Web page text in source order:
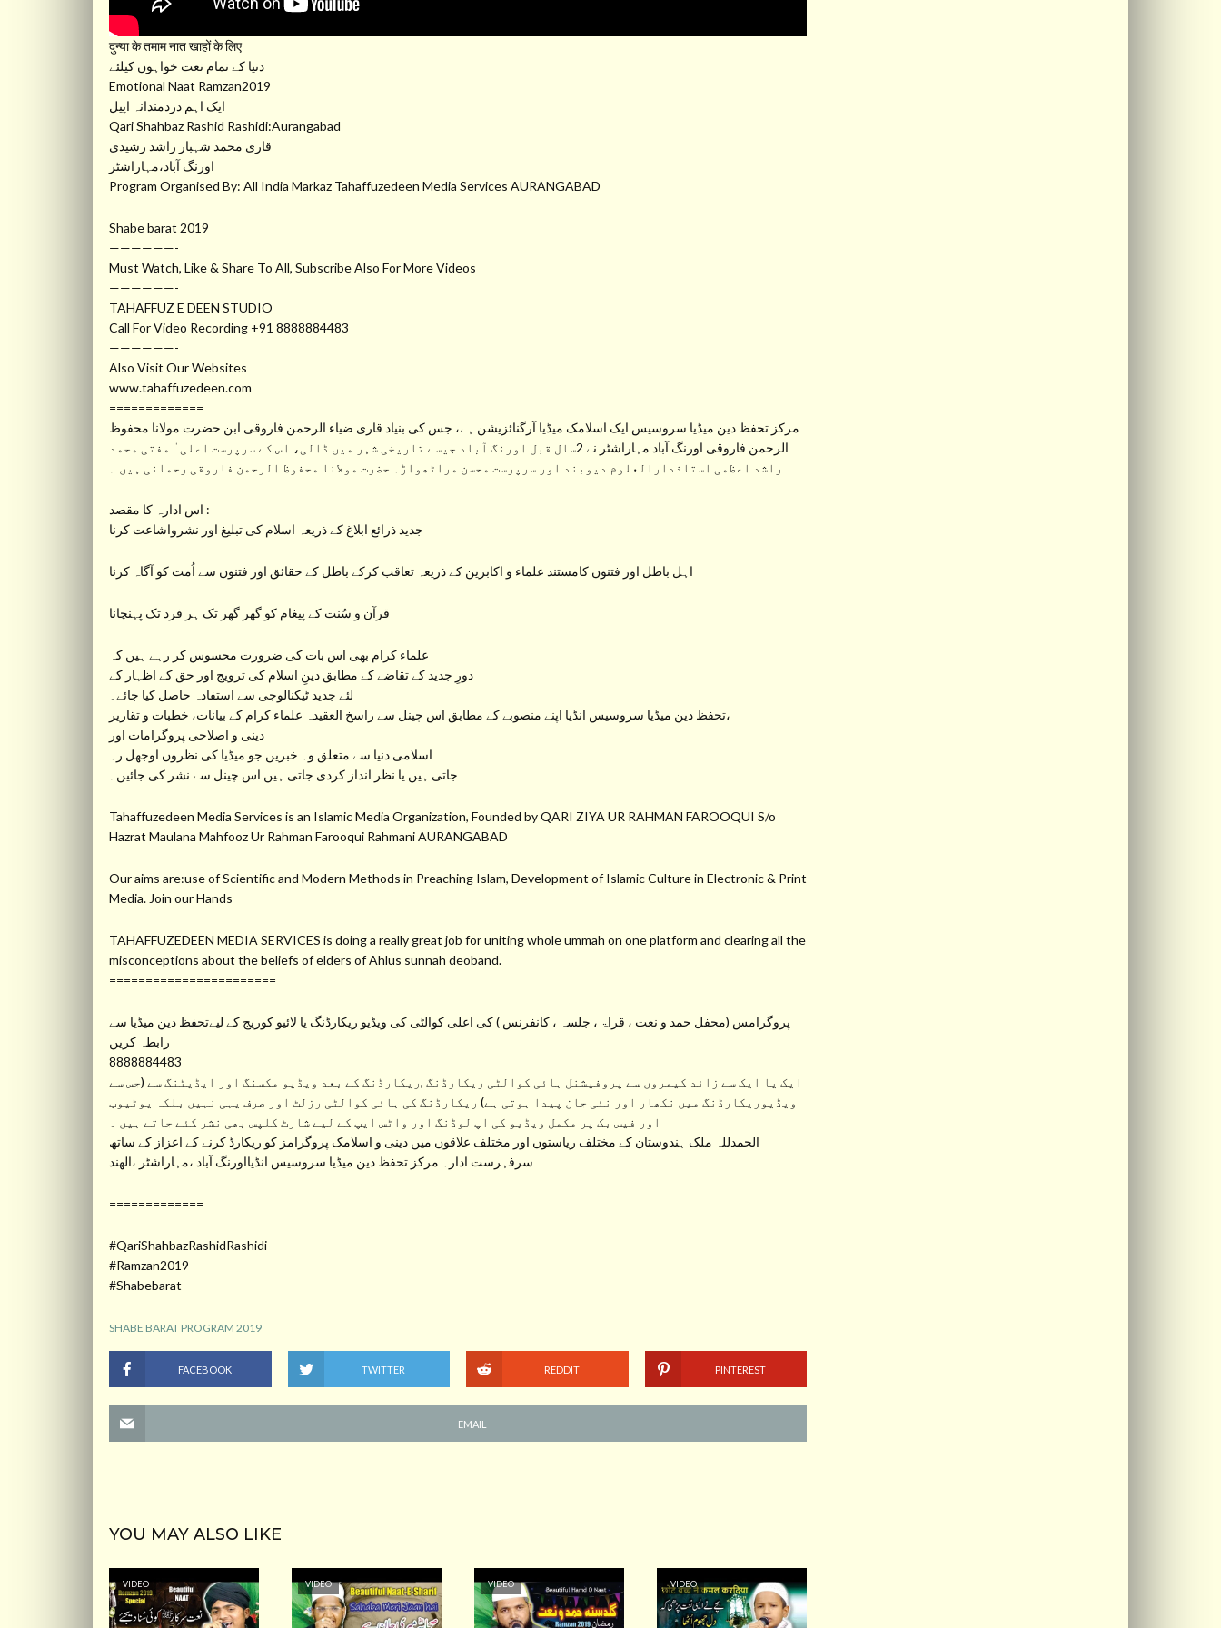
दुन्या के तमाम नात खाहों के लिए
دنیا کے تمام نعت خواہوں کیلئے
Emotional Naat Ramzan2019
ایک اہم دردمندانہ اپیل
Qari Shahbaz Rashid Rashidi:Aurangabad
قاری محمد شہبار راشد رشیدی
اورنگ آباد،مہاراشٹر
Program Organised By: All India Markaz Tahaffuzedeen Media Services AURANGABAD
Shabe barat 2019
——————-
Must Watch, Like & Share To All, Subscribe Also For More Videos
——————-
TAHAFFUZ E DEEN STUDIO
Call For Video Recording +91 8888884483
——————-
Also Visit Our Websites
www.tahaffuzedeen.com
=============
مرکز تحفظ دین میڈیا سروسیس ایک اسلامک میڈیا آرگنائزیشن ہے، جس کی بنیاد قاری ضیاء الرحمن فاروقی ابن حضرت مولانا محفوظ
الرحمن فاروقی اورنگ آباد مہاراشٹر نے 2سال قبل اورنگ آباد جیسے تاریخی شہر میں ڈالی، اس کے سرپرست اعلی ٰ مفتی محمد
راشد اعظمی استاذدارالعلوم دیوبند اور سرپرست محسن مراٹھواڑہ حضرت مولانا محفوظ الرحمن فاروقی رحمانی ہیں ۔
اس ادارہ کا مقصد :
جدید ذرائع ابلاغ کے ذریعہ اسلام کی تبلیغ اور نشرواشاعت کرنا
اہل باطل اور فتنوں کامستند علماء و اکابرین کے ذریعہ تعاقب کرکے باطل کے حقائق اور فتنوں سے اُمت کو آگاہ کرنا
قرآن و سُنت کے پیغام کو گھر گھر تک ہر فرد تک پہنچانا
علماء کرام بھی اس بات کی ضرورت محسوس کر رہے ہیں کہ
دورِ جدید کے تقاضے کے مطابق دینِ اسلام کی ترویج اور حق کے اظہار کے
لئے جدید ٹیکنالوجی سے استفادہ حاصل کیا جائے۔
تحفظ دین میڈیا سروسیس انڈیا اپنے منصوبے کے مطابق اس چینل سے راسخ العقیدہ علماء کرام کے بیانات، خطبات و تقاریر،
دینی و اصلاحی پروگرامات اور
اسلامی دنیا سے متعلق وہ خبریں جو میڈیا کی نظروں اوجھل رہ
جاتی ہیں یا نظر انداز کردی جاتی ہیں اس چینل سے نشر کی جائیں۔
Tahaffuzedeen Media Services is an Islamic Media Organization, Founded by QARI ZIYA UR RAHMAN FAROOQUI S/o
Hazrat Maulana Mahfooz Ur Rahman Farooqui Rahmani AURANGABAD
Our aims are:use of Scientific and Modern Methods in Preaching Islam, Development of Islamic Culture in Electronic & Print
Media. Join our Hands
TAHAFFUZEDEEN MEDIA SERVICES is doing a really great job for uniting whole ummah on one platform and clearing all the
misconceptions about the beliefs of elders of Ahlus sunnah deoband.
=======================
پروگرامس (محفل حمد و نعت ، قراۃ ، جلسہ ، کانفرنس ) کی اعلی کوالٹی کی ویڈیو ریکارڈنگ یا لائیو کوریج کے لیےتحفظ دین میڈیا سے
رابطہ کریں
8888884483
ایک یا ایک سے زائد کیمروں سے پروفیشنل ہائی کوالٹی ریکارڈنگ ,ریکارڈنگ کے بعد ویڈیو مکسنگ اور ایڈیٹنگ سے (جس سے
ویڈیوریکارڈنگ میں نکھار اور نئی جان پیدا ہوتی ہے) ریکارڈنگ کی ہائی کوالٹی رزلٹ اور صرف یہی نہیں بلکہ یوٹیوب
اور فیس بک پر مکمل ویڈیو کی اپ لوڈنگ اور واٹس ایپ کے لیے شارٹ کلپس بھی نشر کئے جاتے ہیں ۔
الحمدللہ ملک ہندوستان کے مختلف ریاستوں اور مختلف علاقوں میں دینی و اسلامک پروگرامز کو ریکارڈ کرنے کے اعزاز کے ساتھ
سرفہرست ادارہ مرکز تحفظ دین میڈیا سروسیس انڈیااورنگ آباد ،مہاراشٹر ،الھند
=============
#QariShahbazRashidRashidi
#Ramzan2019
#Shabebarat
SHABE BARAT PROGRAM 2019
FACEBOOK TWITTER REDDIT PINTEREST
EMAIL
YOU MAY ALSO LIKE
VIDEO VIDEO VIDEO VIDEO